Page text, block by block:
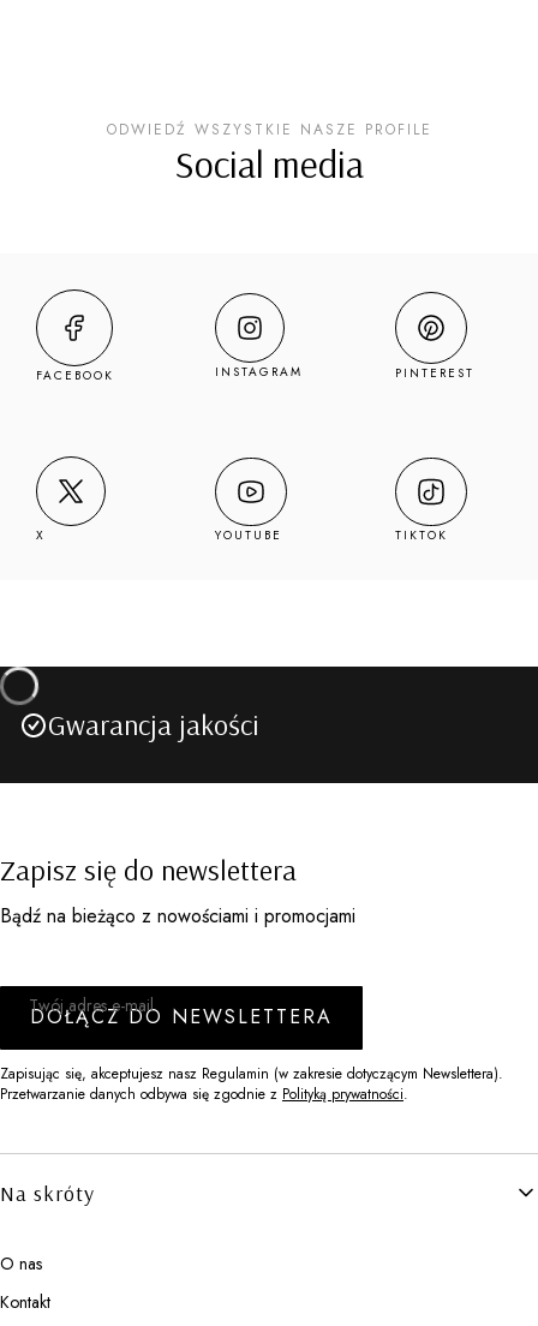
ODWIEDŹ WSZYSTKIE NASZE PROFILE
Social media
FACEBOOK INSTAGRAM PINTEREST
X YOUTUBE TIKTOK
Gwarancja jakości
Zapisz się do newslettera
Bądź na bieżąco z nowościami i promocjami
Twój adres e-mail
DOŁĄCZ DO NEWSLETTERA
Zapisując się, akceptujesz nasz Regulamin (w zakresie dotyczącym Newslettera).
Przetwarzanie danych odbywa się zgodnie z Polityką prywatności.
Linki w stopce
Na skróty
O nas
Kontakt